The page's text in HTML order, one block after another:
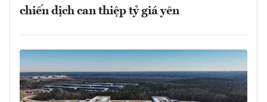
chiến dịch can thiệp tỷ giá yên